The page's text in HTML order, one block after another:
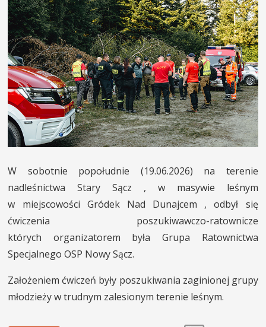
INNE SŁUŻBY
MIASTO I POWIAT
KONTAKT
W sobotnie popołudnie (19.06.2026) na terenie
nadleśnictwa Stary Sącz , w masywie leśnym
w miejscowości Gródek Nad Dunajcem , odbył się
ćwiczenia poszukiwawczo-ratownicze
których organizatorem była Grupa Ratownictwa
Specjalnego OSP Nowy Sącz.
Założeniem ćwiczeń były poszukiwania zaginionej grupy
młodzieży w trudnym zalesionym terenie leśnym.